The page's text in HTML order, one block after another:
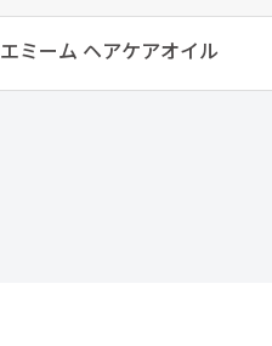
エミーム ヘアケアオイル